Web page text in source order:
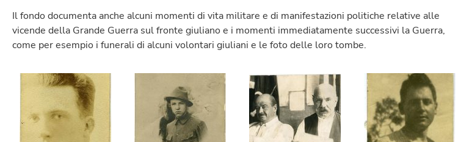
Il fondo documenta anche alcuni momenti di vita militare e di manifestazioni politiche relative alle
vicende della Grande Guerra sul fronte giuliano e i momenti immediatamente successivi la Guerra,
come per esempio i funerali di alcuni volontari giuliani e le foto delle loro tombe.